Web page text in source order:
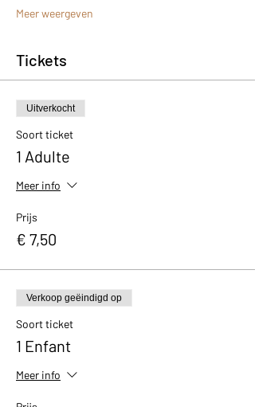
Meer weergeven
Tickets
Uitverkocht
Soort ticket
1 Adulte
Meer info
Prijs
€ 7,50
Verkoop geëindigd op
Soort ticket
1 Enfant
Meer info